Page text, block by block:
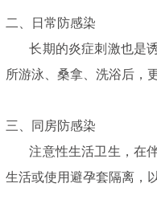
二、日常防感染
长期的炎症刺激也是诱
所游泳、桑拿、洗浴后，
三、同房防感染
注意性生活卫生，在伴
生活或使用避孕套隔离，